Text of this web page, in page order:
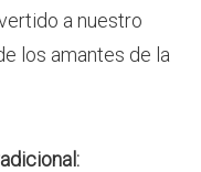
a nuestro
los amantes de la